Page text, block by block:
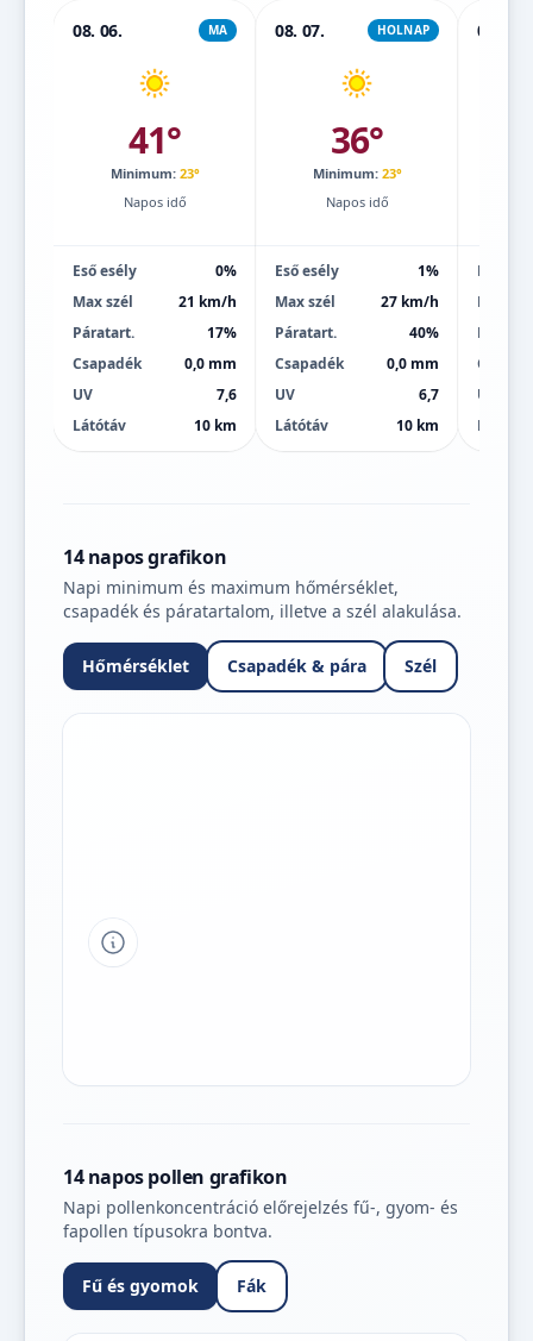
08. 06. MA
41°
Minimum: 23°
Napos idő
Eső esély
0%
Max szél
21 km/h
Páratart.
17%
Csapadék
0,0 mm
UV
7,6
Látótáv
10 km
08. 07. HOLNAP
36°
Minimum: 23°
Napos idő
Eső esély
1%
Max szél
27 km/h
Páratart.
40%
Csapadék
0,0 mm
UV
6,7
Látótáv
10 km
08. 08.
Eső
Max
UV
Látótáv
14 napos grafikon
Napi minimum és maximum hőmérséklet,
csapadék és páratartalom, illetve a szél alakulása.
Hőmérséklet Csapadék & pára Szél
Tipp a grafikon jelmagyarázatához
14 napos pollen grafikon
Napi pollenkoncentráció előrejelzés fű-, gyom- és
fapollen típusokra bontva.
Fű és gyomok Fák